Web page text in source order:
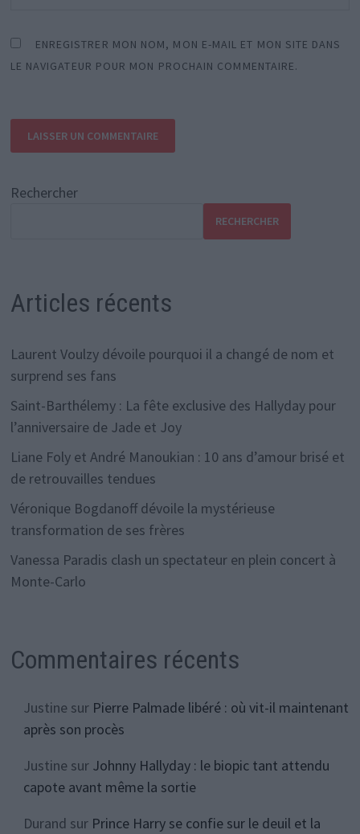
ENREGISTRER MON NOM, MON E-MAIL ET MON SITE DANS
LE NAVIGATEUR POUR MON PROCHAIN COMMENTAIRE.
Rechercher
RECHERCHER
Articles récents
Laurent Voulzy dévoile pourquoi il a changé de nom et
surprend ses fans
Saint-Barthélemy : La fête exclusive des Hallyday pour
l’anniversaire de Jade et Joy
Liane Foly et André Manoukian : 10 ans d’amour brisé et
de retrouvailles tendues
Véronique Bogdanoff dévoile la mystérieuse
transformation de ses frères
Vanessa Paradis clash un spectateur en plein concert à
Monte-Carlo
Commentaires récents
Justinesur Pierre Palmade libéré : où vit-il maintenant
après son procès
Justinesur Johnny Hallyday : le biopic tant attendu
capote avant même la sortie
Durand sur Prince Harry se confie sur le deuil et la